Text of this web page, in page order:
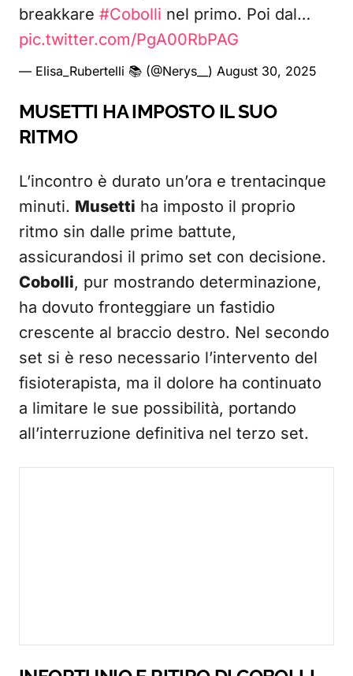
breakkare #Cobolli nel primo. Poi dal…
pic.twitter.com/PgA00RbPAG
— Elisa_Rubertelli 📚 (@Nerys__) August 30, 2025
MUSETTI HA IMPOSTO IL SUO
RITMO
L’incontro è durato un’ora e trentacinque
minuti. Musetti ha imposto il proprio
ritmo sin dalle prime battute,
assicurandosi il primo set con decisione.
Cobolli, pur mostrando determinazione,
ha dovuto fronteggiare un fastidio
crescente al braccio destro. Nel secondo
set si è reso necessario l’intervento del
fisioterapista, ma il dolore ha continuato
a limitare le sue possibilità, portando
all’interruzione definitiva nel terzo set.